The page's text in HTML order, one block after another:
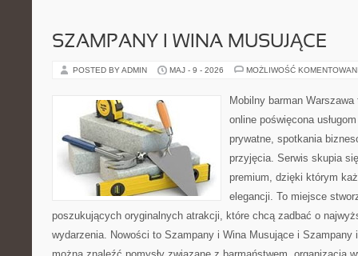
SZAMPANY I WINA MUSUJĄCE
POSTED BY ADMIN MAJ - 9 - 2026 MOŻLIWOŚĆ
Mobilny barman
online poświęcona
prywatne, spotkania
przyjęcia. Serwis skupia
premium, dzięki którym
elegancji. To miejsce
poszukujących oryginalnych atrakcji, które chcą zadbać o
wydarzenia. Nowości to Szampany i Wina Musujące i Szampany